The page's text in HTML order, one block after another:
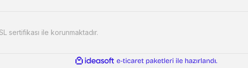
sertifikası ile korunmaktadır.
ideasoft
e-